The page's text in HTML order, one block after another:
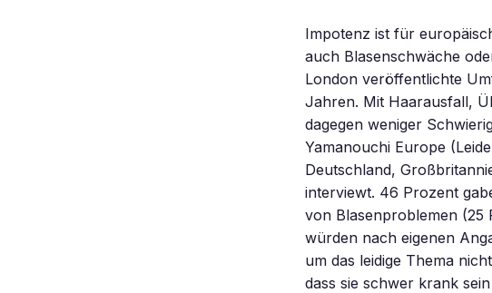
Impotenz ist für
auch Blasenschwäche
London veröffentlichte
Jahren. Mit Haarausfall,
dagegen weniger
Yamanouchi Europe
Deutschland,
interviewt. 46 Prozent
von Blasenproblemen
würden nach eigenen
um das leidige Thema
dass sie schwer krank